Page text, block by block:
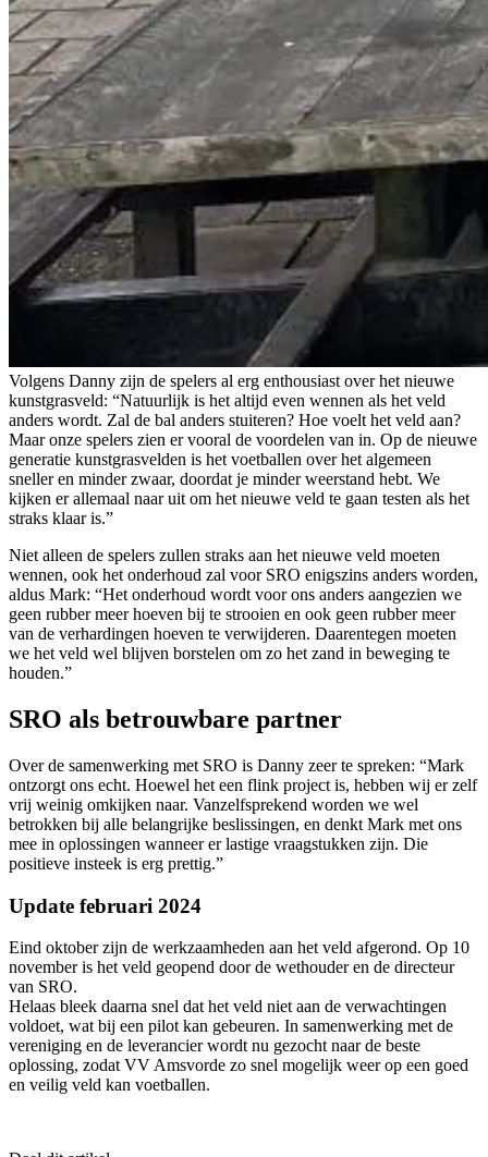
Volgens Danny zijn de spelers al erg enthousiast over het nieuwe
kunstgrasveld: “Natuurlijk is het altijd even wennen als het veld
anders wordt. Zal de bal anders stuiteren? Hoe voelt het veld aan?
Maar onze spelers zien er vooral de voordelen van in. Op de nieuwe
generatie kunstgrasvelden is het voetballen over het algemeen
sneller en minder zwaar, doordat je minder weerstand hebt. We
kijken er allemaal naar uit om het nieuwe veld te gaan testen als het
straks klaar is.”
Niet alleen de spelers zullen straks aan het nieuwe veld moeten
wennen, ook het onderhoud zal voor SRO enigszins anders worden,
aldus Mark: “Het onderhoud wordt voor ons anders aangezien we
geen rubber meer hoeven bij te strooien en ook geen rubber meer
van de verhardingen hoeven te verwijderen. Daarentegen moeten
we het veld wel blijven borstelen om zo het zand in beweging te
houden.”
SRO als betrouwbare partner
Over de samenwerking met SRO is Danny zeer te spreken: “Mark
ontzorgt ons echt. Hoewel het een flink project is, hebben wij er zelf
vrij weinig omkijken naar. Vanzelfsprekend worden we wel
betrokken bij alle belangrijke beslissingen, en denkt Mark met ons
mee in oplossingen wanneer er lastige vraagstukken zijn. Die
positieve insteek is erg prettig.”
Update februari 2024
Eind oktober zijn de werkzaamheden aan het veld afgerond. Op 10
november is het veld geopend door de wethouder en de directeur
van SRO.
Helaas bleek daarna snel dat het veld niet aan de verwachtingen
voldoet, wat bij een pilot kan gebeuren. In samenwerking met de
vereniging en de leverancier wordt nu gezocht naar de beste
oplossing, zodat VV Amsvorde zo snel mogelijk weer op een goed
en veilig veld kan voetballen.